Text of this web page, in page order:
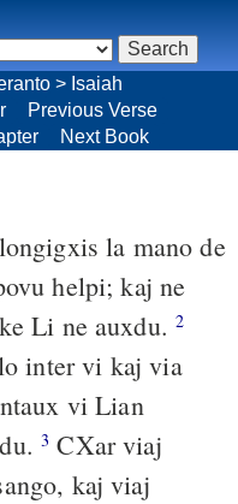
> Isaiah
Previous Verse
Next Book
la mano de
kaj ne
Li ne auxdu.2
inter vi kaj via
vi Lian
3 CXar viaj
kaj viaj